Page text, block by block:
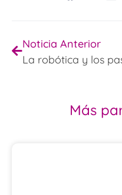
Noticia Anterior
Más